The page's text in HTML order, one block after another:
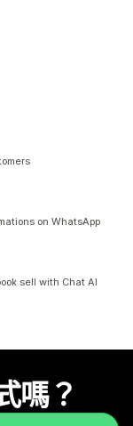
on WhatsApp
sell with Chat AI
嗎？